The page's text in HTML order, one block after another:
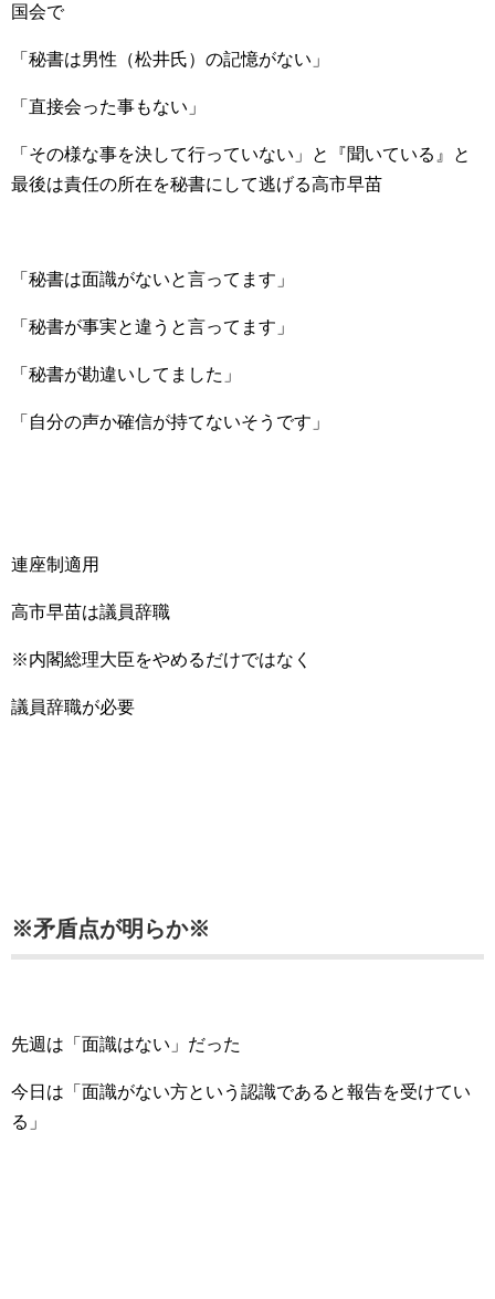
国会で
「秘書は男性（松井氏）の記憶がない」
「直接会った事もない」
「その様な事を決して行っていない」と『聞いている』と
最後は責任の所在を秘書にして逃げる高市早苗
「秘書は面識がないと言ってます」
「秘書が事実と違うと言ってます」
「秘書が勘違いしてました」
「自分の声か確信が持てないそうです」
連座制適用
高市早苗は議員辞職
※内閣総理大臣をやめるだけではなく
議員辞職が必要
※矛盾点が明らか※
先週は「面識はない」だった
今日は「面識がない方という認識であると報告を受けてい
る」